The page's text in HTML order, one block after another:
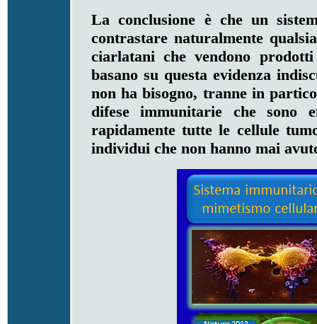
La conclusione è che un
contrastare naturalmente
ciarlatani che vendono
basano su questa evidenza
non ha bisogno, tranne in
difese immunitarie che sono
rapidamente tutte le cellule
individui che non hanno mai